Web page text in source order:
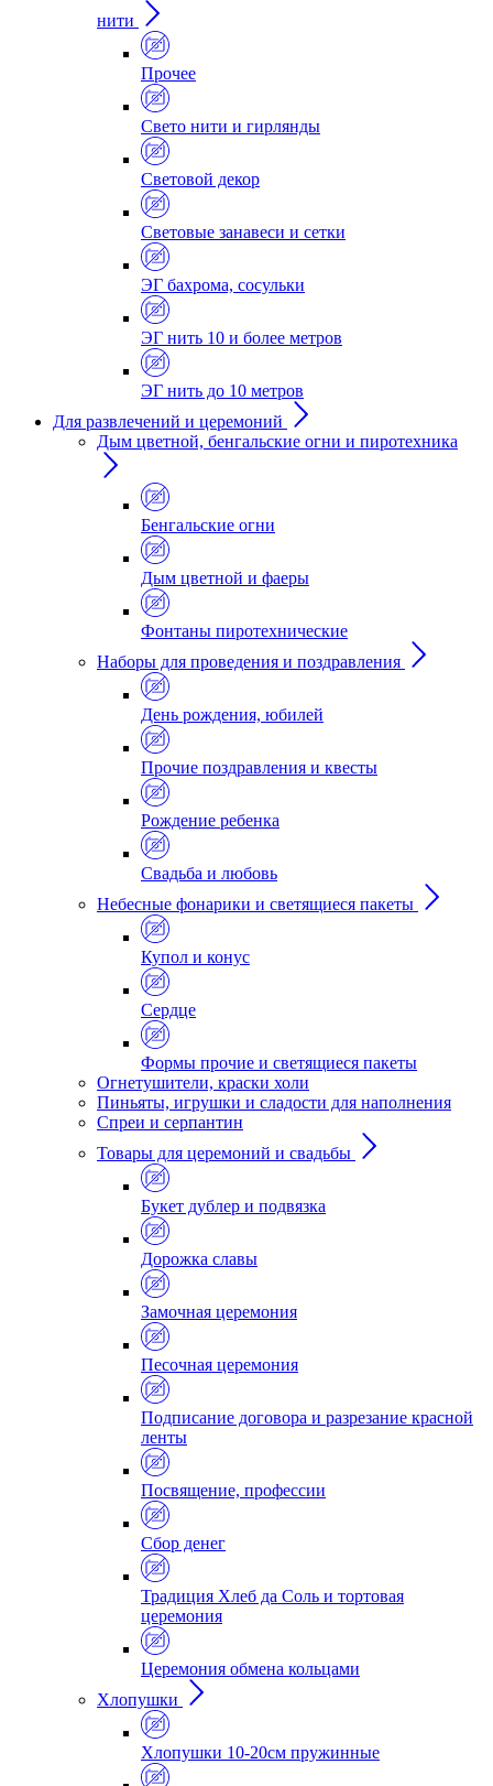
нити
Прочее
Свето нити и гирлянды
Световой декор
Световые занавеси и сетки
ЭГ бахрома, сосульки
ЭГ нить 10 и более метров
ЭГ нить до 10 метров
Для развлечений и церемоний
Дым цветной, бенгальские огни и пиротехника
Бенгальские огни
Дым цветной и фаеры
Фонтаны пиротехнические
Наборы для проведения и поздравления
День рождения, юбилей
Прочие поздравления и квесты
Рождение ребенка
Свадьба и любовь
Небесные фонарики и светящиеся пакеты
Купол и конус
Сердце
Формы прочие и светящиеся пакеты
Огнетушители, краски холи
Пиньяты, игрушки и сладости для наполнения
Спреи и серпантин
Товары для церемоний и свадьбы
Букет дублер и подвязка
Дорожка славы
Замочная церемония
Песочная церемония
Подписание договора и разрезание красной
ленты
Посвящение, профессии
Сбор денег
Традиция Хлеб да Соль и тортовая
церемония
Церемония обмена кольцами
Хлопушки
Хлопушки 10-20см пружинные